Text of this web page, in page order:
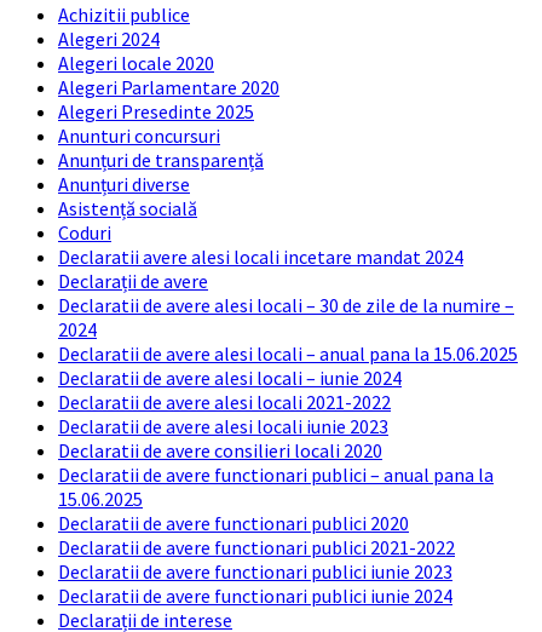
Achizitii publice
Alegeri 2024
Alegeri locale 2020
Alegeri Parlamentare 2020
Alegeri Presedinte 2025
Anunturi concursuri
Anunțuri de transparență
Anunțuri diverse
Asistență socială
Coduri
Declaratii avere alesi locali incetare mandat 2024
Declarații de avere
Declaratii de avere alesi locali – 30 de zile de la numire –
2024
Declaratii de avere alesi locali – anual pana la 15.06.2025
Declaratii de avere alesi locali – iunie 2024
Declaratii de avere alesi locali 2021-2022
Declaratii de avere alesi locali iunie 2023
Declaratii de avere consilieri locali 2020
Declaratii de avere functionari publici – anual pana la
15.06.2025
Declaratii de avere functionari publici 2020
Declaratii de avere functionari publici 2021-2022
Declaratii de avere functionari publici iunie 2023
Declaratii de avere functionari publici iunie 2024
Declarații de interese